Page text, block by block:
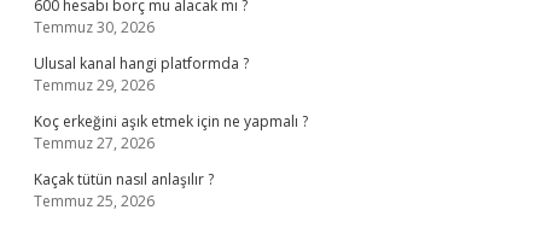
600 hesabı borç mu alacak mı ?
Temmuz 30, 2026
Ulusal kanal hangi platformda ?
Temmuz 29, 2026
Koç erkeğini aşık etmek için ne yapmalı ?
Temmuz 27, 2026
Kaçak tütün nasıl anlaşılır ?
Temmuz 25, 2026